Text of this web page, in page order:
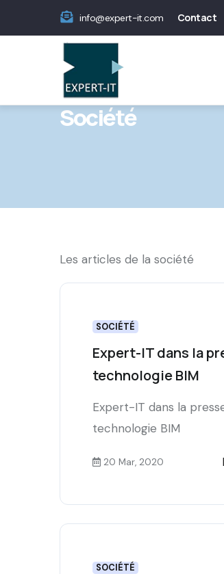
info@expert-it.com
Menu
Contact
Société
Les articles de la société
SOCIÉTÉ
Expert-IT dans la
technologie BIM
Expert-IT dans la
technologie BIM
20 Mar, 2020
SOCIÉTÉ